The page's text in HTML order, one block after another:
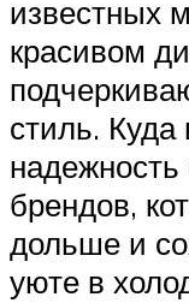
известных
красивом
стиль. Куда
надежность
брендов,
дольше и
уюте в